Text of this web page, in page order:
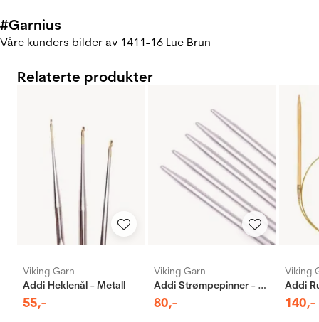
#Garnius
Våre kunders bilder av 1411-16 Lue Brun
Relaterte produkter
Viking Garn
Addi Heklenål - Metall
55,-
Viking Garn
Addi Strømpepinner - Aluminium
80,-
Viking
140,-